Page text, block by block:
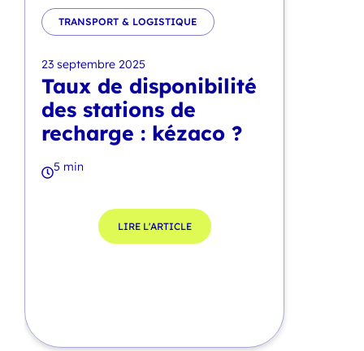
TRANSPORT & LOGISTIQUE
23 septembre 2025
Taux de disponibilité
des stations de
recharge : kézaco ?
5 min
LIRE L'ARTICLE